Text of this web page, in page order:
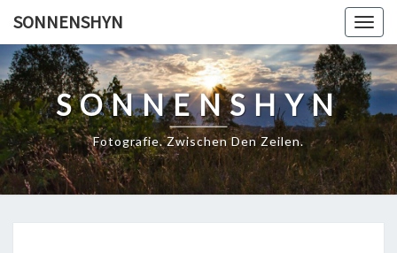
content
SONNENSHYN
SONNENSHYN
Fotografie. Zwischen Den Zeilen.